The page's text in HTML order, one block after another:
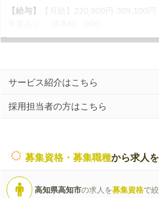
【給与】
【月給】220,900円-309,100
サービス紹介はこちら
採用担当者の方はこちら
募集資格・募集職種から求人
高知県高知市の求人を募集資格で